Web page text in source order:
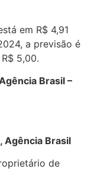
em R$ 4,91
a previsão é
5,00.
Brasil –
Agência Brasil
de